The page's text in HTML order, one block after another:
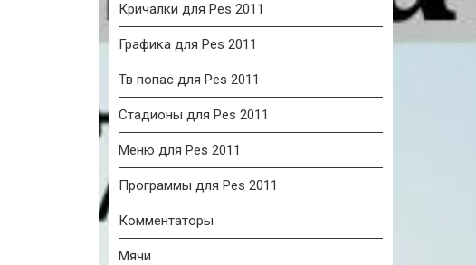
Кричалки для Pes 2011
Графика для Pes 2011
Тв попас для Pes 2011
Стадионы для Pes 2011
Меню для Pes 2011
Программы для Pes 2011
Комментаторы
Мячи